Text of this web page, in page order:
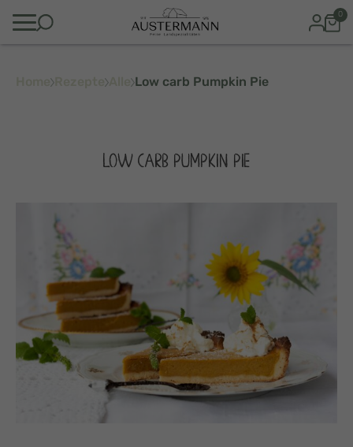
0
Low carb Pumpkin Pie
LOW CARB PUMPKIN PIE